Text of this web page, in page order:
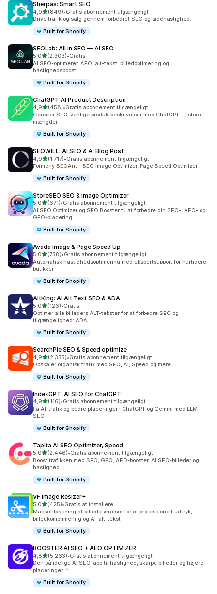
Sherpas: Smart SEO
4,9ud af 5 stjerner
(849)
849 anmeldelser i alt
•Gratis abonnement tilgængeligt
Drive trafik og salg gennem forbedret SEO og sidehastighed.
Built for Shopify
SEOLab: All in SEO — AI SEO
5,0ud af 5 stjerner
(2.303)
2303 anmeldelser i alt
•Gratis
AI SEO-optimerer, AEO, alt-tekst, billedoptimering og
hastighedsboost
Built for Shopify
ChatGPT AI Product Description
4,9ud af 5 stjerner
(458)
458 anmeldelser i alt
•Gratis abonnement tilgængeligt
Generer SEO-venlige produktbeskrivelser med ChatGPT – i store
mængder
Built for Shopify
SEOWILL: AI SEO & AI Blog Post
4,9ud af 5 stjerner
(1.717)
1717 anmeldelser i alt
•Gratis abonnement tilgængeligt
Formerly SEOAnt—SEO Image Optimizer, Page Speed Optimizer
Built for Shopify
StoreSEO SEO & Image Optimizer
5,0ud af 5 stjerner
(671)
671 anmeldelser i alt
•Gratis abonnement tilgængeligt
AI SEO Optimizer og SEO Booster til at forbedre din SEO-, AEO- og
GEO-placering
Built for Shopify
Avada Image & Page Speed Up
5,0ud af 5 stjerner
(738)
738 anmeldelser i alt
•Gratis abonnement tilgængeligt
Automatisk hastighedsoptimering med ekspertsupport for hurtigere
butikker
Built for Shopify
AltKing: AI Alt Text SEO & ADA
5,0ud af 5 stjerner
(126)
126 anmeldelser i alt
•Gratis
Optimer alle billeders ALT-tekster for at forbedre SEO og
tilgængelighed: ADA
Built for Shopify
SearchPie SEO & Speed optimize
4,9ud af 5 stjerner
(2.335)
2335 anmeldelser i alt
•Gratis abonnement tilgængeligt
Opskaler organisk trafik med SEO, AI, Speed og mere
Built for Shopify
IndexGPT: AI SEO for ChatGPT
4,9ud af 5 stjerner
(116)
116 anmeldelser i alt
•Gratis abonnement tilgængeligt
Få AI-trafik og bedre placeringer i ChatGPT og Gemini med LLM-
SEO
Built for Shopify
Tapita AI SEO Optimizer, Speed
5,0ud af 5 stjerner
(2.446)
2446 anmeldelser i alt
•Gratis abonnement tilgængeligt
Boost trafikken med SEO, GEO, AEO-booster, AI SEO-billeder og
hastighed
Built for Shopify
VF Image Resizer+
5,0ud af 5 stjerner
(425)
425 anmeldelser i alt
•Gratis at installere
Massetilpasning af billedstørrelser for et professionelt udtryk,
billedkomprimering og AI-alt-tekst
Built for Shopify
BOOSTER AI SEO + AEO OPTIMIZER
4,8ud af 5 stjerner
(5.263)
5263 anmeldelser i alt
•Gratis abonnement tilgængeligt
Den pålidelige AI SEO-app til hastighed, skarpe billeder og højere
placeringer ↑
Built for Shopify